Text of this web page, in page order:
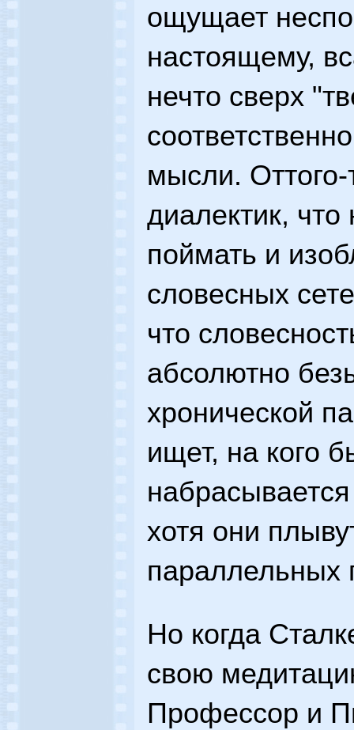
ощущает
настоящему,
нечто сверх
мысли.
диалектик, что
поймать и
словесных
что
абсолютно
хронической
ищет, на кого
хотя они
параллельных
Но когда
свою
Профессор и